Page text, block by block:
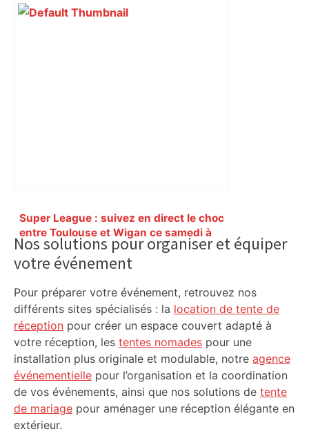
Super League : suivez en direct le choc
entre Toulouse et Wigan ce samedi à
18 heures – ladepeche.fr
Primary
Sidebar
Nos solutions pour organiser et équiper
votre événement
Pour préparer votre événement, retrouvez nos
différents sites spécialisés : la location de tente de
réception pour créer un espace couvert adapté à
votre réception, les tentes nomades pour une
installation plus originale et modulable, notre agence
événementielle pour l’organisation et la coordination
de vos événements, ainsi que nos solutions de tente
de mariage pour aménager une réception élégante en
extérieur.